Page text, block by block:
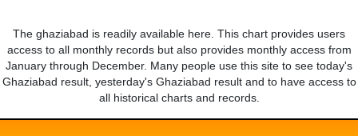
The ghaziabad is readily available here. This chart provides users
access to all monthly records but also provides monthly access from
January through December. Many people use this site to see today's
Ghaziabad result, yesterday's Ghaziabad result and to have access to
all historical charts and records.